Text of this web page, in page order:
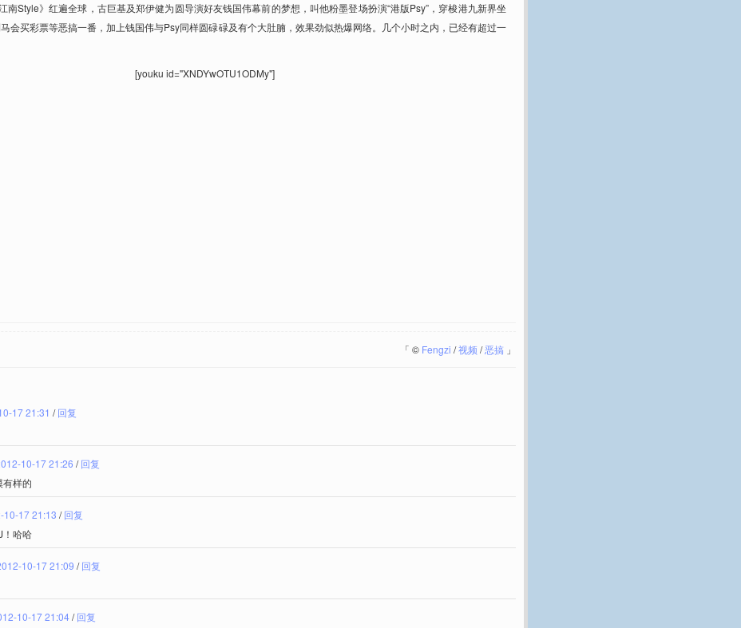
南Style》红遍全球，古巨基及郑伊健为圆导演好友钱国伟幕前的梦想，叫他粉墨登场扮演“港版Psy”，穿梭港九新界坐
会买彩票等恶搞一番，加上钱国伟与Psy同样圆碌碌及有个大肚腩，效果劲似热爆网络。几个小时之内，已经有超过一
[youku id="XNDYwOTU1ODMy"]
「 © Fengzi /视频/恶搞 」
17 21:31 /回复
10-17 21:26 /回复
有样的
10-17 21:13 /回复
！哈哈
10-17 21:09 /回复
10-17 21:04/回复